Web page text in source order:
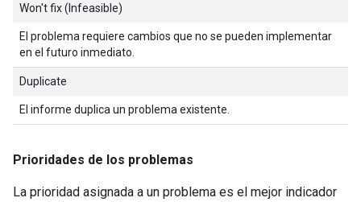
Won't fix (Infeasible)
El problema requiere cambios que no se pueden implementar
en el futuro inmediato.
Duplicate
El informe duplica un problema existente.
Prioridades de los problemas
La prioridad asignada a un problema es el mejor indicador